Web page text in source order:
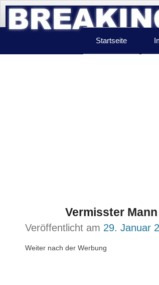
Startseite
Vermisster
Veröffentlicht am 29. Januar
Weiter nach der Werbung